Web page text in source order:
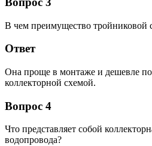
В чем преимущество тройниковой
Ответ
Она проще в монтаже и дешевле
коллекторной схемой.
Вопрос 4
Что представляет собой
водопровода?